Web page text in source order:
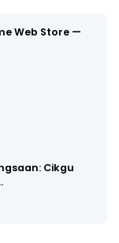
Web Store —
Cikgu